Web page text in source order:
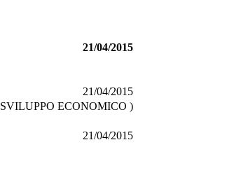
21/04/2015
21/04/2015
ECONOMICO )
21/04/2015